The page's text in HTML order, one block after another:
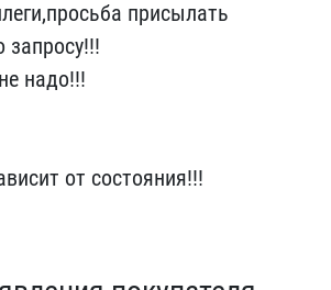
присыл​ать
запро​су!!!
н​адо!!!
от сос​тояния!!!